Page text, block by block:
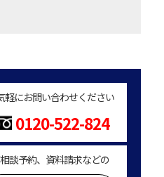
軽にお問い合わせください
0120-522-824
談予約、資料請求などの